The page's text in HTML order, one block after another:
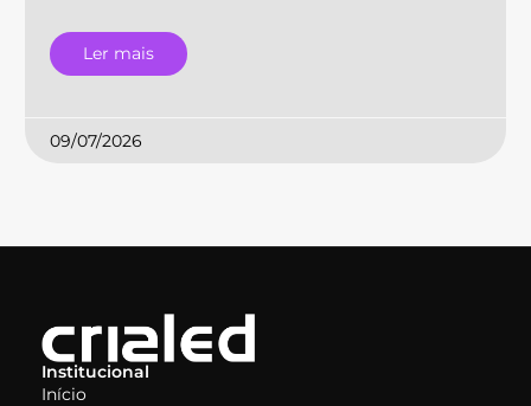
Ler mais
09/07/2026
Institucional
Início